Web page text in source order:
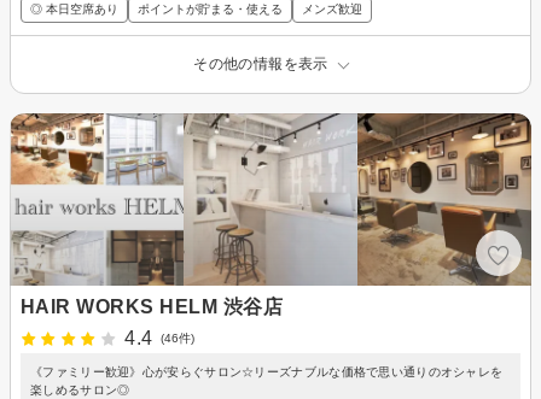
◎ 本日空席あり ポイントが貯まる・使える メンズ歓迎
その他の情報を表示
HAIR WORKS HELM 渋谷店
4.4
(46件)
《ファミリー歓迎》心が安らぐサロン☆リーズナブルな価格で思い通りのオシャレを
楽しめるサロン◎